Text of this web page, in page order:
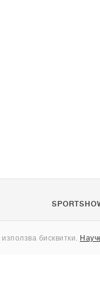
бисквитки.
Контакти